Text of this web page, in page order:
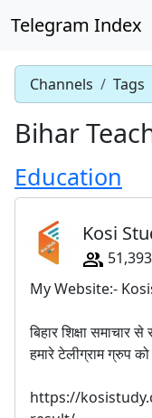
Telegram Index
Channels Tags
Bihar
Education
Kosi
51,393
My Website:-
बिहार शिक्षा
हमारे टेलीग्राम ग्रुप
https://